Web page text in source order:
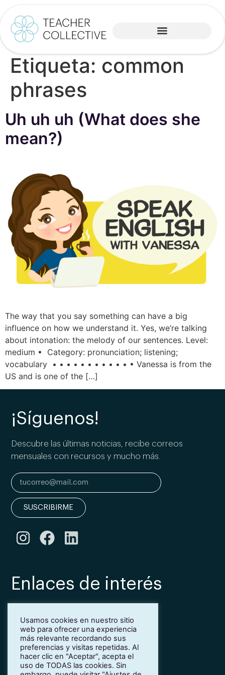
Etiqueta: common
phrases
Uh uh uh (What does she
mean?)
The way that you say something can have a big
influence on how we understand it. Yes, we’re talking
about intonation: the melody of our sentences. Level:
medium • Category: pronunciation; listening;
vocabulary • • • • • • • • • • • • Vanessa is from the
US and is one of the […]
¡Síguenos!
Descubre las últimas noticias, recibe correos
mensuales con recursos y mucho más.
SUSCRIBIRME
Enlaces de interés
Inmersión lingüística de inglés en Girona
Más idiomas para empresas
Blog
Contacto
Trabaja con nosotros
Usamos cookies en nuestro sitio
web para ofrecer una experiencia
más relevante recordando sus
preferencias y visitas repetidas. Al
hacer clic en "Aceptar", acepta el
uso de TODAS las cookies. Sin